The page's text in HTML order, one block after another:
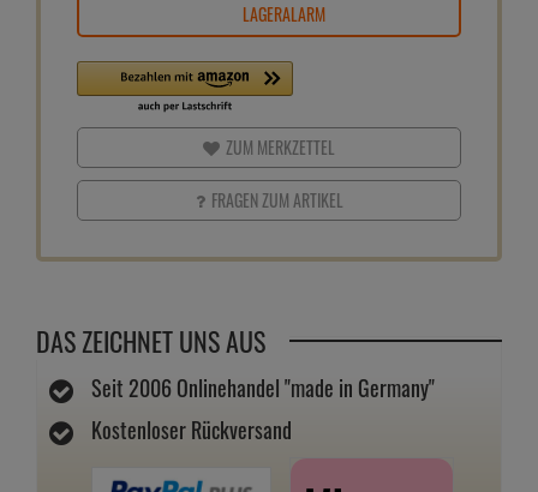
LAGERALARM
ZUM MERKZETTEL
FRAGEN ZUM ARTIKEL
DAS ZEICHNET UNS AUS
Seit 2006 Onlinehandel "made in Germany"
Kostenloser Rückversand